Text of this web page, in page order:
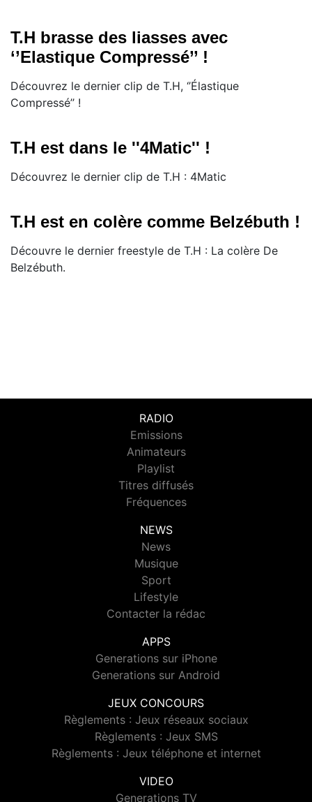
T.H brasse des liasses avec
‘’Elastique Compressé’’ !
​Découvrez le dernier clip de T.H, ‘’Élastique
Compressé’’ !
T.H est dans le ''4Matic'' !
Découvrez le dernier clip de T.H : 4Matic
T.H est en colère comme Belzébuth !
Découvre le dernier freestyle de T.H : La colère De
Belzébuth.
RADIO
Emissions
Animateurs
Playlist
Titres diffusés
Fréquences
NEWS
News
Musique
Sport
Lifestyle
Contacter la rédac
APPS
Generations sur iPhone
Generations sur Android
JEUX CONCOURS
Règlements : Jeux réseaux sociaux
Règlements : Jeux SMS
Règlements : Jeux téléphone et internet
VIDEO
Generations TV